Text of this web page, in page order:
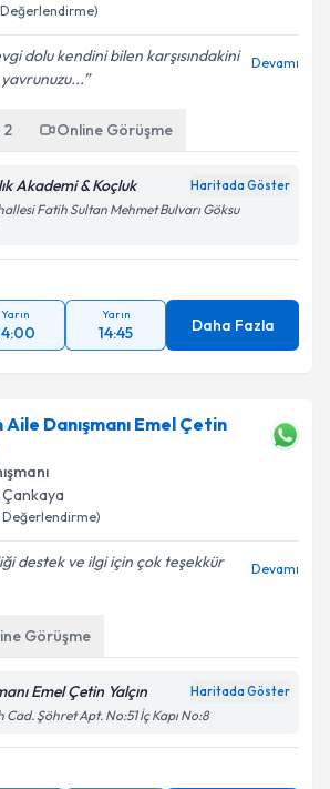
işlenmesine ilişkin
işlenmesini kabul ediyorum.
Takvim Talebini Gönder
Değerlendirme)
dolu kendini bilen karşısındakini
Devamı
2 Online Görüşme
Akademi & Koçluk Haritada Göster
Fatih Sultan Mehmet Bulvarı Göksu
Yarın Yarın
14:45 Daha Fazla
Aile Danışmanı Emel Çetin
Çankaya
Değerlendirme)
destek ve ilgi için çok teşekkür
Devamı
Görüşme
Emel Çetin Yalçın Haritada Göster
Şöhret Apt. No:51 İç Kapı No:8